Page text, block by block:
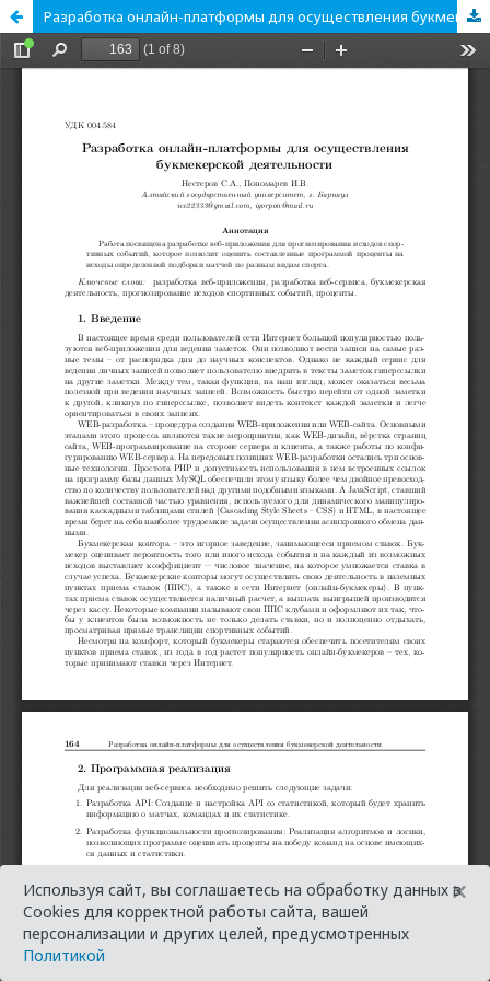
Разработка онлайн-платформы для осуществления букмекерской деятельности
Используя сайт, вы соглашаетесь на обработку данных в
Cookies для корректной работы сайта, вашей
персонализации и других целей, предусмотренных
Политикой
×